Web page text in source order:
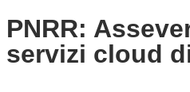
PNRR:
servizi cloud